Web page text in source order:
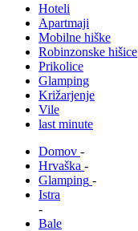
Hoteli
Apartmaji
Mobilne hiške
Robinzonske hišice
Prikolice
Glamping
Križarjenje
Vile
last minute
Domov -
Hrvaška -
Glamping -
Istra
-
Bale